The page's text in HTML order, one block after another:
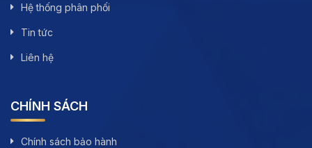
Hệ thống phân phối
Tin tức
Liên hệ
CHÍNH SÁCH
Chính sách bảo hành